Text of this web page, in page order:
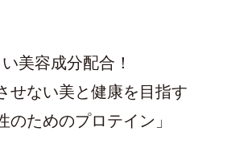
美容成分配合！
せない美と健康を目指す
のためのプロテイン」